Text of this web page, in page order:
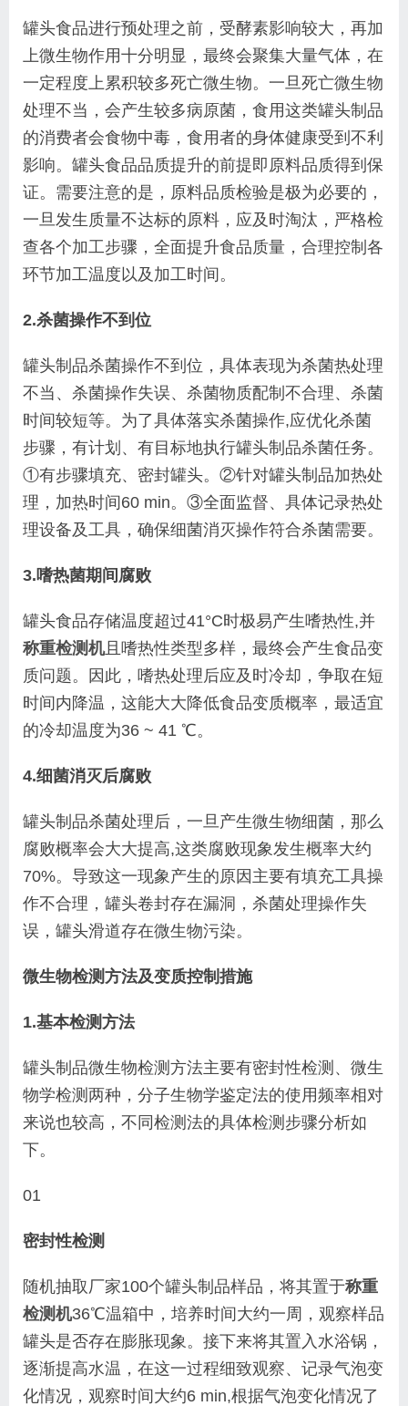
罐头食品进行预处理之前，受酵素影响较大，再加
上微生物作用十分明显，最终会聚集大量气体，在
一定程度上累积较多死亡微生物。一旦死亡微生物
处理不当，会产生较多病原菌，食用这类罐头制品
的消费者会食物中毒，食用者的身体健康受到不利
影响。罐头食品品质提升的前提即原料品质得到保
证。需要注意的是， 原料品质检验是极为必要的，
一旦发生质量不达标的原料，应及时淘汰，严格检
查各个加工步骤，全面提升食品质量，合理控制各
环节加工温度以及加工时间。
2.杀菌操作不到位
罐头制品杀菌操作不到位，具体表现为杀菌热处理
不当、杀菌操作失误、杀菌物质配制不合理、杀菌
时间较短等。为了具体落实杀菌操作,应优化杀菌
步骤， 有计划、有目标地执行罐头制品杀菌任务。
①有步骤填充、密封罐头。②针对罐头制品加热处
理，加热时间60 min。③全面监督、具体记录热处
理设备及工具， 确保细菌消灭操作符合杀菌需要。
3.嗜热菌期间腐败
罐头食品存储温度超过41°C时极易产生嗜热性,并
称重检测机且嗜热性类型多样，最终会产生食品变
质问题。因此， 嗜热处理后应及时冷却，争取在短
时间内降温，这能大大降低食品变质概率，最适宜
的冷却温度为36 ~ 41 ℃。
4.细菌消灭后腐败
罐头制品杀菌处理后，一旦产生微生物细菌，那么
腐败概率会大大提高,这类腐败现象发生概率大约
70%。导致这一现象产生的原因主要有填充工具操
作不合理，罐头卷封存在漏洞，杀菌处理操作失
误，罐头滑道存在微生物污染。
微生物检测方法及变质控制措施
1.基本检测方法
罐头制品微生物检测方法主要有密封性检测、微生
物学检测两种，分子生物学鉴定法的使用频率相对
来说也较高，不同检测法的具体检测步骤分析如
下。
01
密封性检测
随机抽取厂家100个罐头制品样品，将其置于称重
检测机36℃温箱中，培养时间大约一周，观察样品
罐头是否存在膨胀现象。接下来将其置入水浴锅，
逐渐提高水温， 在这一过程细致观察、记录气泡变
化情况，观察时间 大约6 min,根据气泡变化情况了